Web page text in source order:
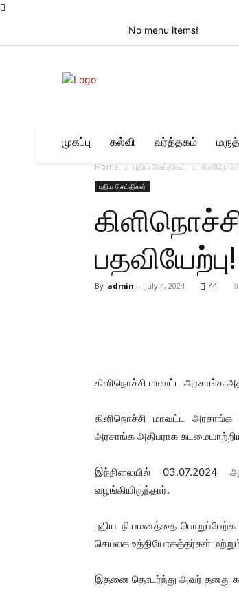
No menu items!
முகப்பு கல்வி வர்த்தகம்
Home புதிய செய்திகள்
புதிய செய்திகள்
பதவியேற்பு!
By admin - July 4, 2024 44
கிளிநொச்சி மாவட்ட அரசாங்க
கிளிநொச்சி மாவட்ட அரசாங்க
அரசாங்க அதிபராக
இந்நிலையில் 03.07.2024
வழங்கியிருந்தார்.
புதிய நியமனத்தை
செயலக உத்தியோகத்தர்கள்
இதனை தொடர்ந்து அவர் தனது